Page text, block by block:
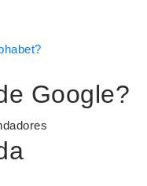
Google?